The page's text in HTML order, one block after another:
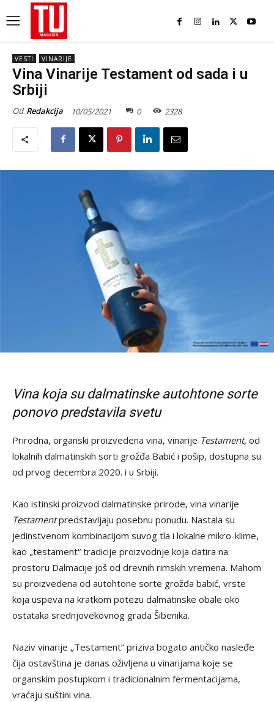
VESTI VINARIJE
Vina Vinarije Testament od sada i u
Srbiji
Od Redakcija 10/05/2021 0 2328
Vina koja su dalmatinske autohtone sorte
ponovo predstavila svetu
Prirodna, organski proizvedena vina, vinarije Testament, od
lokalnih dalmatinskih sorti grožđa Babić i pošip, dostupna su
od prvog decembra 2020. i u Srbiji.
Kao istinski proizvod dalmatinske prirode, vina vinarije
Testamentpredstavljaju posebnu ponudu. Nastala su
jedinstvenom kombinacijom suvog tla i lokalne mikro-klime,
kao „testament“ tradicije proizvodnje koja datira na
prostoru Dalmacije još od drevnih rimskih vremena. Mahom
su proizvedena od autohtone sorte grožđa babić, vrste
koja uspeva na kratkom potezu dalmatinske obale oko
ostataka srednjovekovnog grada Šibenika.
Naziv vinarije „Testament“ priziva bogato antičko nasleđe
čija ostavština je danas oživljena u vinarijama koje se
organskim postupkom i tradicionalnim fermentacijama,
vraćaju suštini vina.